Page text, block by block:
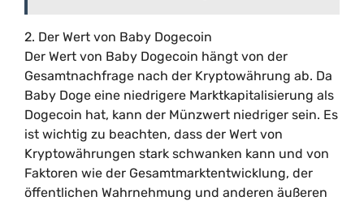
2. Der Wert von Baby Dogecoin
Der Wert von Baby Dogecoin hängt von der
Gesamtnachfrage nach der Kryptowährung ab. Da
Baby Doge eine niedrigere Marktkapitalisierung als
Dogecoin hat, kann der Münzwert niedriger sein. Es
ist wichtig zu beachten, dass der Wert von
Kryptowährungen stark schwanken kann und von
Faktoren wie der Gesamtmarktentwicklung, der
öffentlichen Wahrnehmung und anderen äußeren